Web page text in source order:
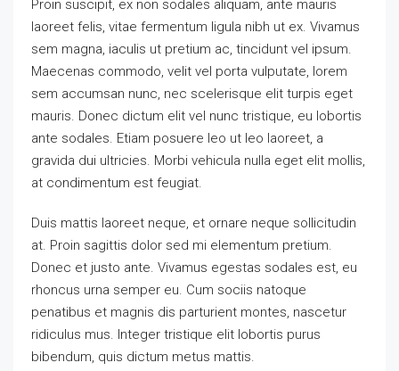
Proin suscipit, ex non sodales aliquam, ante mauris
laoreet felis, vitae fermentum ligula nibh ut ex. Vivamus
sem magna, iaculis ut pretium ac, tincidunt vel ipsum.
Maecenas commodo, velit vel porta vulputate, lorem
sem accumsan nunc, nec scelerisque elit turpis eget
mauris. Donec dictum elit vel nunc tristique, eu lobortis
ante sodales. Etiam posuere leo ut leo laoreet, a
gravida dui ultricies. Morbi vehicula nulla eget elit mollis,
at condimentum est feugiat.
Duis mattis laoreet neque, et ornare neque sollicitudin
at. Proin sagittis dolor sed mi elementum pretium.
Donec et justo ante. Vivamus egestas sodales est, eu
rhoncus urna semper eu. Cum sociis natoque
penatibus et magnis dis parturient montes, nascetur
ridiculus mus. Integer tristique elit lobortis purus
bibendum, quis dictum metus mattis.